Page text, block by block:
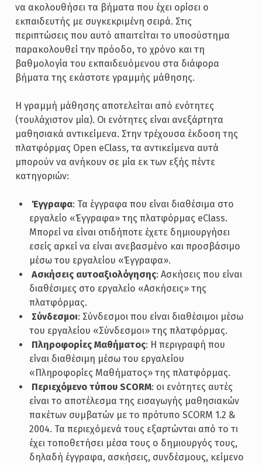
να ακολουθήσει τα βήματα που έχει ορίσει ο
εκπαιδευτής με συγκεκριμένη σειρά. Στις
περιπτώσεις που αυτό απαιτείται το υποσύστημα
παρακολουθεί την πρόοδο, το χρόνο και τη
βαθμολογία του εκπαιδευόμενου στα διάφορα
βήματα της εκάστοτε γραμμής μάθησης.
Η γραμμή μάθησης αποτελείται από ενότητες
(τουλάχιστον μία). Οι ενότητες είναι ανεξάρτητα
μαθησιακά αντικείμενα. Στην τρέχουσα έκδοση της
πλατφόρμας Open eClass, τα αντικείμενα αυτά
μπορούν να ανήκουν σε μία εκ των εξής πέντε
κατηγοριών:
Έγγραφα: Τα έγγραφα που είναι διαθέσιμα στο
εργαλείο «Έγγραφα» της πλατφόρμας eClass.
Μπορεί να είναι οτιδήποτε έχετε δημιουργήσει
εσείς αρκεί να είναι ανεβασμένο και προσβάσιμο
μέσω του εργαλείου «Έγγραφα».
Ασκήσεις αυτοαξιολόγησης: Ασκήσεις που είναι
διαθέσιμες στο εργαλείο «Ασκήσεις» της
πλατφόρμας.
Σύνδεσμοι: Σύνδεσμοι που είναι διαθέσιμοι μέσω
του εργαλείου «Σύνδεσμοι» της πλατφόρμας.
Πληροφορίες Μαθήματος: Η περιγραφή που
είναι διαθέσιμη μέσω του εργαλείου
«Πληροφορίες Μαθήματος» της πλατφόρμας.
Περιεχόμενο τύπου SCORM: οι ενότητες αυτές
είναι το αποτέλεσμα της εισαγωγής μαθησιακών
πακέτων συμβατών με το πρότυπο SCORM 1.2 &
2004. Τα περιεχόμενά τους εξαρτώνται από το τι
έχει τοποθετήσει μέσα τους ο δημιουργός τους,
δηλαδή έγγραφα, ασκήσεις, συνδέσμους, κείμενο